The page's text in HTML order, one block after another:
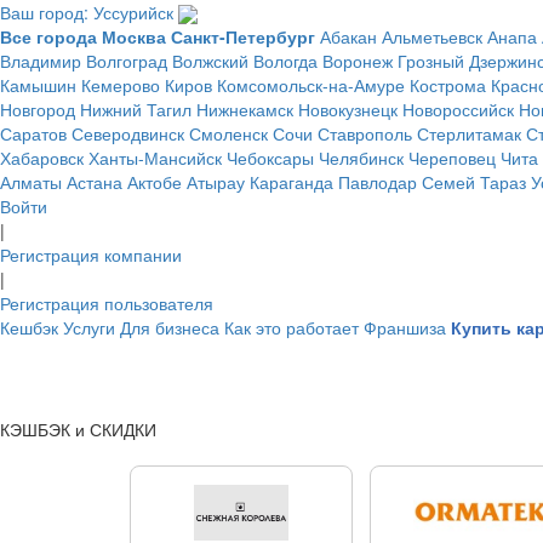
Ваш город: Уссурийск
Все города Москва Санкт-Петербург Абакан Альметьевск Анапа
Владимир Волгоград Волжский Вологда Воронеж Грозный
Камышин Кемерово Киров Комсомольск-на-Амуре Кострома
Новгород Нижний Тагил Нижнекамск Новокузнецк Новороссийск
Саратов Северодвинск Смоленск Сочи Ставрополь Стерлитамак
Хабаровск Ханты-Мансийск Чебоксары Челябинск Череповец Чита
Алматы Астана Актобе Атырау Караганда Павлодар Семей Тараз
Войти
|
Регистрация компании
|
Регистрация пользователя
Кешбэк Услуги Для бизнеса Как это работает Франшиза Купить
КЭШБЭК и СКИДКИ